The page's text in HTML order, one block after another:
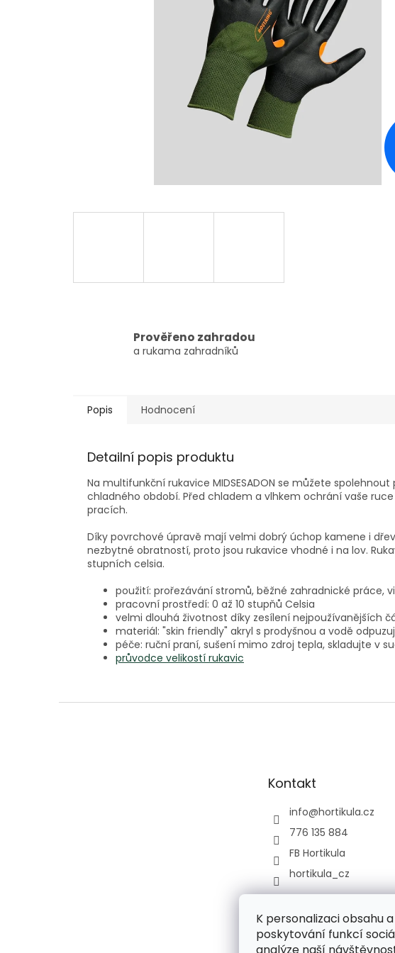
K personalizaci obsahu
poskytování funkcí
Prověřeno zahradou
a rukama zahradníků
Popis Hodnocení
Detailní popis produktu
Na multifunkční rukavice MIDSESADON se můžete
chladného období. Před chladem a vlhkem ochrání vaše
pracích.
Díky povrchové úpravě mají velmi dobrý úchop kamene i
nezbytné obratností, proto jsou rukavice vhodné i na lov.
stupních celsia.
použití: prořezávání stromů, běžné zahradnické práce,
pracovní prostředí: 0 až 10 stupňů Celsia
velmi dlouhá životnost díky zesílení nejpoužívanějších
materiál: "skin friendly" akryl s prodyšnou a vodě
péče: ruční praní, sušení mimo zdroj tepla, skladujte v
průvodce velikostí rukavic
Kontakt
info@hortikula.cz
776 135 884
FB Hortikula
hortikula_cz